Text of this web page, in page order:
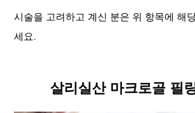
시술을 고려하고 계신 분은 위 항목에 해
세요.
살리실산 마크로골 필